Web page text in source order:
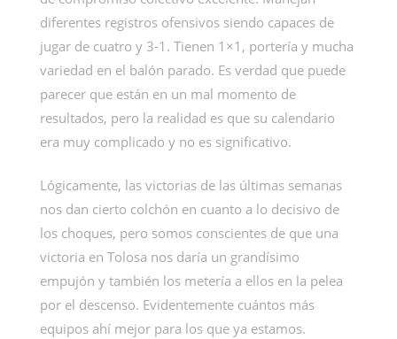
diferentes registros ofensivos siendo capaces de
jugar de cuatro y 3-1. Tienen 1×1, portería y mucha
variedad en el balón parado. Es verdad que puede
parecer que están en un mal momento de
resultados, pero la realidad es que su calendario
era muy complicado y no es significativo.
Lógicamente, las victorias de las últimas semanas
nos dan cierto colchón en cuanto a lo decisivo de
los choques, pero somos conscientes de que una
victoria en Tolosa nos daría un grandísimo
empujón y también los metería a ellos en la pelea
por el descenso. Evidentemente cuántos más
equipos ahí mejor para los que ya estamos.